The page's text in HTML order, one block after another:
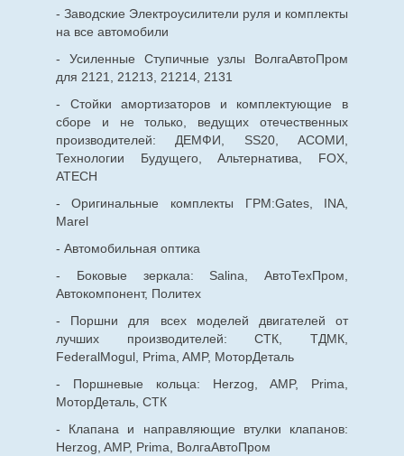
- Заводские Электроусилители руля и комплекты
на все автомобили
- Усиленные Ступичные узлы ВолгаАвтоПром
для 2121, 21213, 21214, 2131
- Стойки амортизаторов и комплектующие в
сборе и не только, ведущих отечественных
производителей: ДЕМФИ, SS20, АСОМИ,
Технологии Будущего, Альтернатива, FOX,
ATECH
- Оригинальные комплекты ГРМ:Gates, INA,
Marel
- Автомобильная оптика
- Боковые зеркала: Salina, АвтоТехПром,
Автокомпонент, Политех
- Поршни для всех моделей двигателей от
лучших производителей: СТК, ТДМК,
FederalMogul, Prima, AMP, МоторДеталь
- Поршневые кольца: Herzog, AMP, Prima,
МоторДеталь, СТК
- Клапана и направляющие втулки клапанов:
Herzog, AMP, Prima, ВолгаАвтоПром